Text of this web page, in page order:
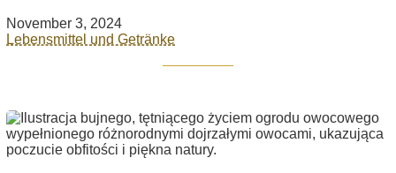
November 3, 2024
Lebensmittel und Getränke